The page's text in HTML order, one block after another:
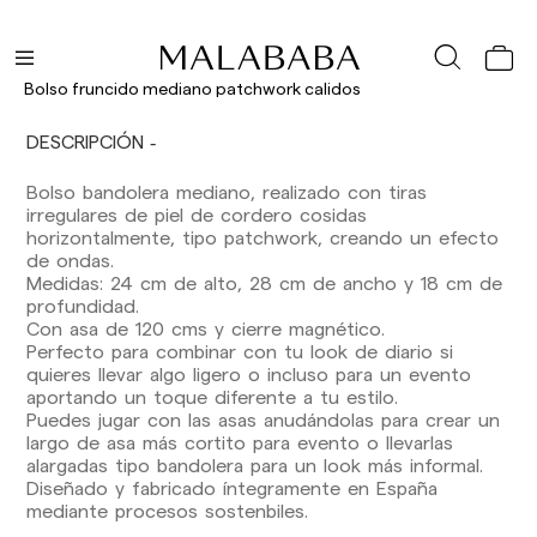
Bolso fruncido mediano patchwork calidos
DESCRIPCIÓN
Bolso bandolera mediano, realizado con tiras
irregulares de piel de cordero cosidas
horizontalmente, tipo patchwork, creando un efecto
de ondas.
Medidas: 24 cm de alto, 28 cm de ancho y 18 cm de
profundidad.
Con asa de 120 cms y cierre magnético.
Perfecto para combinar con tu look de diario si
quieres llevar algo ligero o incluso para un evento
aportando un toque diferente a tu estilo.
Puedes jugar con las asas anudándolas para crear un
largo de asa más cortito para evento o llevarlas
alargadas tipo bandolera para un look más informal.
Diseñado y fabricado íntegramente en España
mediante procesos sostenbiles.
Los plazos de entrega son los siguientes:
España (península): 1-3 días laborables.
Baleares: 2-5 días laborables. Excepto pre-
orders.
Canarias, Ceuta y Melilla: 7-10 días laborables.
Excepto pre-orders.
Envíos a Europa: 3-5 días laborables. Excepto
pre-orders.
Envíos a USA: 5-7 días laborables
Envíos fuera de la Comunidad Europea: 10-13
días laborables. Excepto pre-orders.Por favor,
ten en cuenta que, si estás fuera de la Unión
Europea, deberás estar al tanto y hacerte
cargo de los impuestos de aduanas locales.